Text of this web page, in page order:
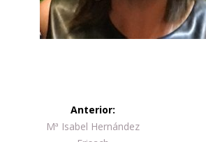
Navegación
Anterior:
Entrada
Mª Isabel Hernández